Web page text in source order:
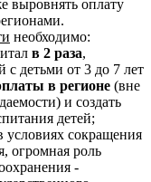
выровнять оплату
необходимо:
в 2 раза,
с детьми от 3 до 7 лет
в регионе (вне
и создать
детей;
условиях сокращения
огромная роль
-